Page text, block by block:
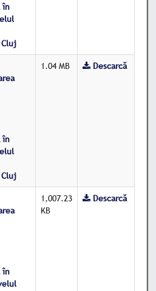
în
în
1.04 MB Descarcă
în
1,007.23
KB
Descarcă